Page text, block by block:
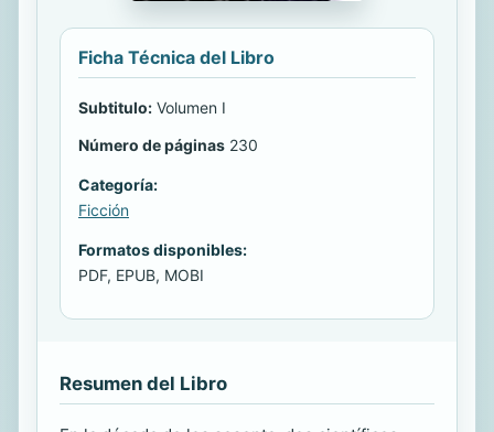
Ficha Técnica del Libro
Subtitulo: Volumen I
Número de páginas 230
Categoría:
Ficción
Formatos disponibles:
PDF, EPUB, MOBI
Resumen del Libro